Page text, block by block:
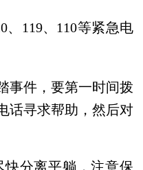
、119、110等紧急电
事件，要第一时间拨
话寻求帮助，然后对
分离平躺，注意保